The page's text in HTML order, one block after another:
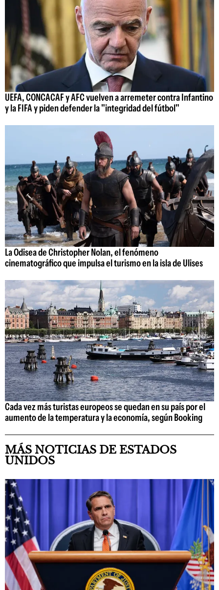
UEFA, CONCACAF y AFC vuelven a arremeter contra Infantino
y la FIFA y piden defender la "integridad del fútbol"
La Odisea de Christopher Nolan, el fenómeno
cinematográfico que impulsa el turismo en la isla de Ulises
Cada vez más turistas europeos se quedan en su país por el
aumento de la temperatura y la economía, según Booking
MÁS NOTICIAS DE ESTADOS
UNIDOS